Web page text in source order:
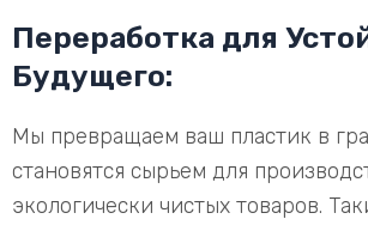
Переработка для
Будущего:
Мы превращаем ваш пластик в
становятся сырьем для
экологически чистых товаров.